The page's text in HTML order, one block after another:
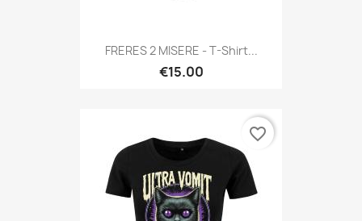
FRERES 2 MISERE - T-Shirt...
€15.00
favorite_border